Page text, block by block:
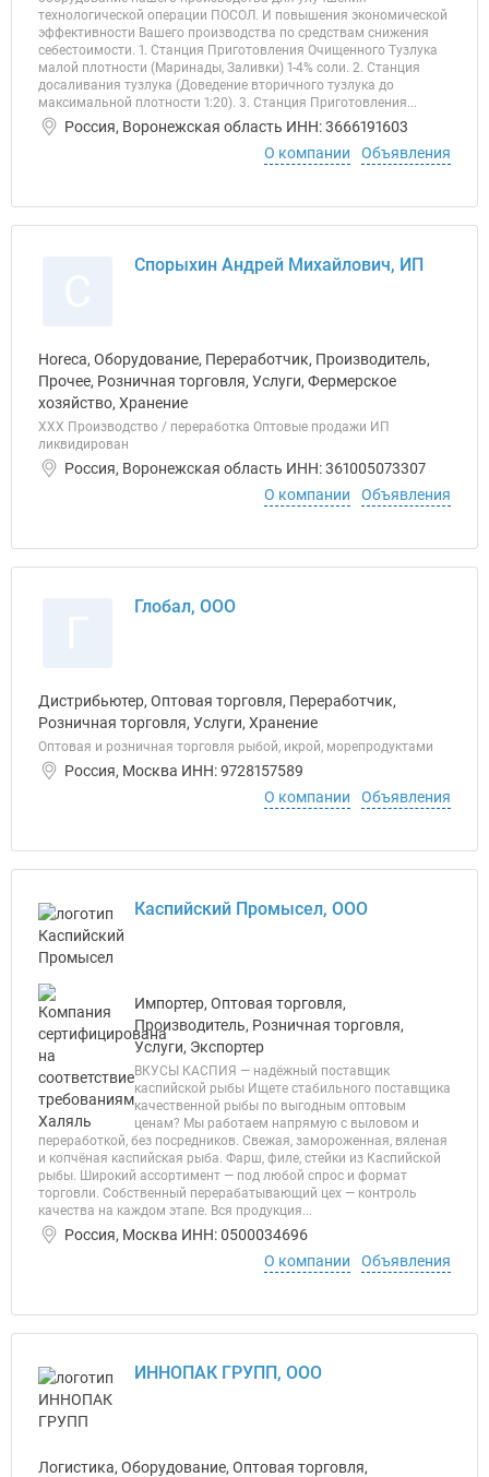
технологической операции ПОСОЛ. И повышения экономической
эффективности Вашего производства по средствам снижения
себестоимости. 1. Станция Приготовления Очищенного Тузлука
малой плотности (Маринады, Заливки) 1-4% соли. 2. Станция
досаливания тузлука (Доведение вторичного тузлука до
максимальной плотности 1:20). 3. Станция Приготовления...
Россия, Воронежская область ИНН: 3666191603
О компании
Объявления
Спорыхин Андрей Михайлович, ИП
Horeca, Оборудование, Переработчик, Производитель,
Прочее, Розничная торговля, Услуги, Фермерское
хозяйство, Хранение
ХХХ Производство / переработка Оптовые продажи ИП
ликвидирован
Россия, Воронежская область ИНН: 361005073307
О компании
Объявления
Глобал, ООО
Дистрибьютер, Оптовая торговля, Переработчик,
Розничная торговля, Услуги, Хранение
Оптовая и розничная торговля рыбой, икрой, морепродуктами
Россия, Москва ИНН: 9728157589
О компании
Объявления
Каспийский Промысел, ООО
Импортер, Оптовая торговля,
Производитель, Розничная торговля,
Услуги, Экспортер
ВКУСЫ КАСПИЯ — надёжный поставщик
каспийской рыбы Ищете стабильного поставщика
качественной рыбы по выгодным оптовым
ценам? Мы работаем напрямую с выловом и
переработкой, без посредников. Свежая, замороженная, вяленая
и копчёная каспийская рыба. Фарш, филе, стейки из Каспийской
рыбы. Широкий ассортимент — под любой спрос и формат
торговли. Собственный перерабатывающий цех — контроль
качества на каждом этапе. Вся продукция...
Россия, Москва ИНН: 0500034696
О компании
Объявления
ИННОПАК ГРУПП, ООО
Логистика, Оборудование, Оптовая торговля,